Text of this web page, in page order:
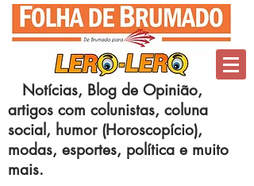
Notícias, Blog de Opinião,
artigos com colunistas, coluna
social, humor (Horoscopício),
modas, esportes, política e muito
mais.